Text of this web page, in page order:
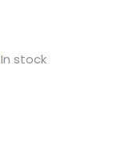
In stock